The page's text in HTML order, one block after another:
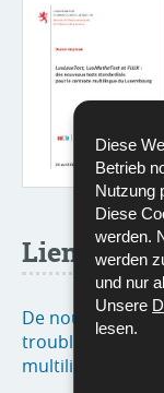
Diese
Betrieb
Nutzung
Diese
werden.
werden
und nur
Unsere
lesen.
Lien utile
De nouveaux
troubles
multilingue